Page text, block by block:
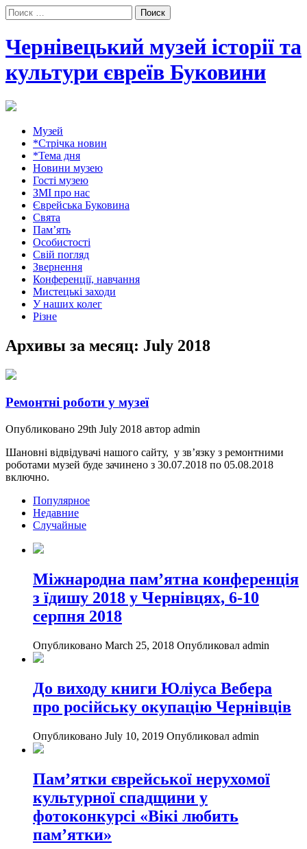
Поиск:
Чернівецький музей історії та
культури євреїв Буковини
Музей
*Стрічка новин
*Тема дня
Новини музею
Гості музею
ЗМІ про нас
Єврейська Буковина
Свята
Пам’ять
Особистості
Свій погляд
Звернення
Конференції, навчання
Мистецькі заходи
У наших колег
Різне
Архивы за месяц: July 2018
Ремонтні роботи у музеї
Опубликовано 29th July 2018 автор admin
Шановні відвідувачі нашого сайту, у зв’язку з ремонтними
роботами музей буде зачинено з 30.07.2018 по 05.08.2018
включно.
Популярное
Недавние
Случайные
Міжнародна пам’ятна конференція
з їдишу 2018 у Чернівцях, 6-10
серпня 2018
Опубликовано March 25, 2018 Опубликовал admin
До виходу книги Юліуса Вебера
про російську окупацію Чернівців
Опубликовано July 10, 2019 Опубликовал admin
Пам’ятки єврейської нерухомої
культурної спадщини у
фотоконкурсі «Вікі любить
пам’ятки»